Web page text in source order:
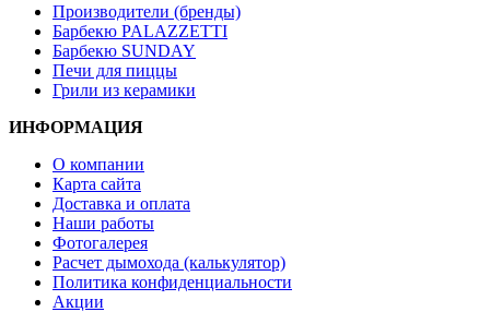
Производители (бренды)
Барбекю PALAZZETTI
Барбекю SUNDAY
Печи для пиццы
Грили из керамики
ИНФОРМАЦИЯ
О компании
Карта сайта
Доставка и оплата
Наши работы
Фотогалерея
Расчет дымохода (калькулятор)
Политика конфиденциальности
Акции